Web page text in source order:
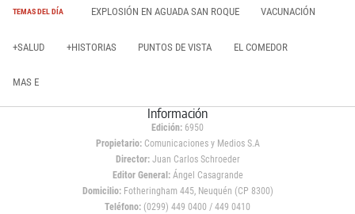
TEMAS DEL DÍA EXPLOSIÓN EN AGUADA SAN ROQUE VACUNACIÓN
+SALUD +HISTORIAS PUNTOS DE VISTA EL COMEDOR
MAS E
Información
Edición: 6950
Propietario:Comunicaciones y Medios S.A
Director: Juan Carlos Schroeder
Editor General:Ángel Casagrande
Domicilio:Fotheringham 445, Neuquén (CP 8300)
Teléfono: (0299) 449 0400 / 449 0410